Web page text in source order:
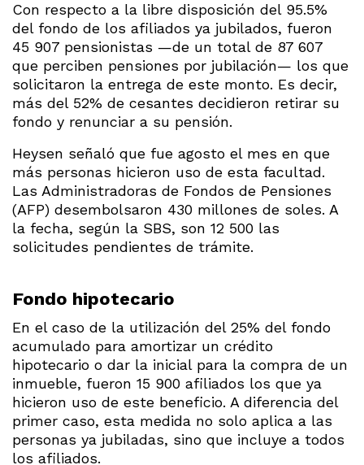
Con respecto a la libre disposición del 95.5%
del fondo de los afiliados ya jubilados, fueron
45 907 pensionistas —de un total de 87 607
que perciben pensiones por jubilación— los que
solicitaron la entrega de este monto. Es decir,
más del 52% de cesantes decidieron retirar su
fondo y renunciar a su pensión.
Heysen señaló que fue agosto el mes en que
más personas hicieron uso de esta facultad.
Las Administradoras de Fondos de Pensiones
(AFP) desembolsaron 430 millones de soles. A
la fecha, según la SBS, son 12 500 las
solicitudes pendientes de trámite.
Fondo hipotecario
En el caso de la utilización del 25% del fondo
acumulado para amortizar un crédito
hipotecario o dar la inicial para la compra de un
inmueble, fueron 15 900 afiliados los que ya
hicieron uso de este beneficio. A diferencia del
primer caso, esta medida no solo aplica a las
personas ya jubiladas, sino que incluye a todos
los afiliados.